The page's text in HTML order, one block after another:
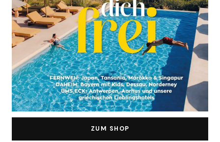
ZUM SHOP